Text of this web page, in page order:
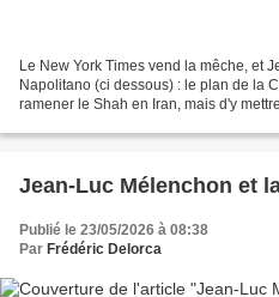
Le New York Times vend la mêche, et
Napolitano (ci dessous) : le plan de la
ramener le Shah en Iran, mais d'y
Jean-Luc Mélenchon et
Publié le 23/05/2026 à 08:38
Par Frédéric Delorca